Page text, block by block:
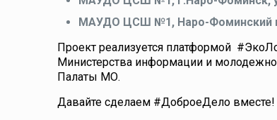
МАУДО ЦСШ №1, Наро-Фоминский
Проект реализуется платформой
Министерства информации и
Палаты МО.
Давайте сделаем #ДоброеДело вместе!